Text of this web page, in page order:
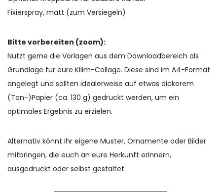
Fixierspray, matt (zum Versiegeln)
Bitte vorbereiten (zoom):
Nutzt gerne die Vorlagen aus dem Downloadbereich als
Grundlage für eure Kilim-Collage. Diese sind im A4-Format
angelegt und sollten idealerweise auf etwas dickerem
(Ton-)Papier (ca. 130 g) gedruckt werden, um ein
optimales Ergebnis zu erzielen.
Alternativ könnt ihr eigene Muster, Ornamente oder Bilder
mitbringen, die euch an eure Herkunft erinnern,
ausgedruckt oder selbst gestaltet.